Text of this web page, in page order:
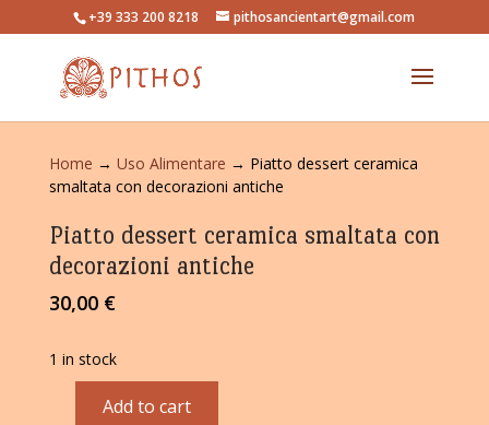
+39 333 200 8218 pithosancientart@gmail.com
Home → Uso Alimentare → Piatto dessert ceramica
smaltata con decorazioni antiche
Piatto dessert ceramica smaltata con
decorazioni antiche
30,00 €
1 in stock
Add to cart